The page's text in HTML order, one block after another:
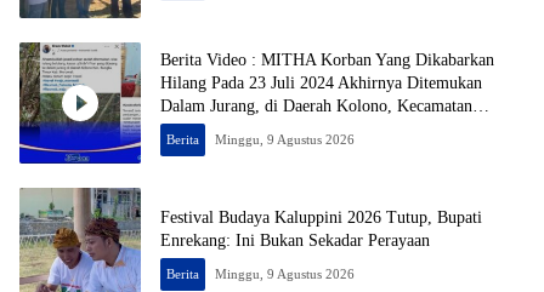
Berita Video : MITHA Korban Yang Dikabarkan
Hilang Pada 23 Juli 2024 Akhirnya Ditemukan
Dalam Jurang, di Daerah Kolono, Kecamatan
Bungku Timur, Kabupaten Morowali, Dalam
Kondisi Tak Bernyawa
Berita Minggu, 9 Agustus 2026
Festival Budaya Kaluppini 2026 Tutup, Bupati
Enrekang: Ini Bukan Sekadar Perayaan
Berita Minggu, 9 Agustus 2026